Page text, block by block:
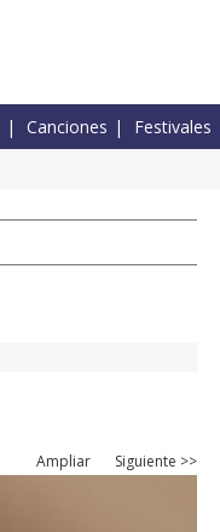
Canciones Festivales
Ampliar Siguiente >>